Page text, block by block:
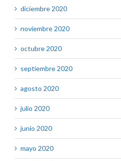
diciembre 2020
noviembre 2020
octubre 2020
septiembre 2020
agosto 2020
julio 2020
junio 2020
mayo 2020